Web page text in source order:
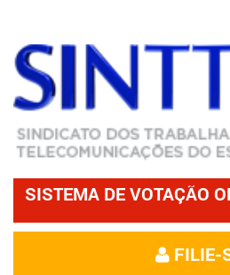
SISTEMA DE VOTAÇÃO
FILIE-